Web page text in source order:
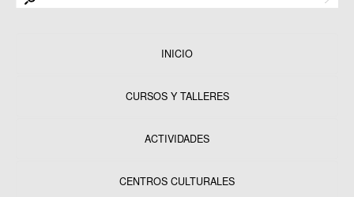
INICIO
CURSOS Y TALLERES
ACTIVIDADES
CENTROS CULTURALES